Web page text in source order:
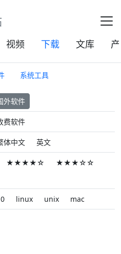
视频 下载 文库
系统工具
外软件
费软件
体中文 英文
★★★★☆
★★★☆☆
linux unix mac